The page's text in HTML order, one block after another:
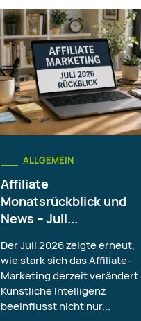
ALLGEMEIN
Affiliate
Monatsrückblick und
News – Juli...
Der Juli 2026 zeigte erneut,
wie stark sich das Affiliate-
Marketing derzeit verändert.
Künstliche Intelligenz
beeinflusst nicht nur...